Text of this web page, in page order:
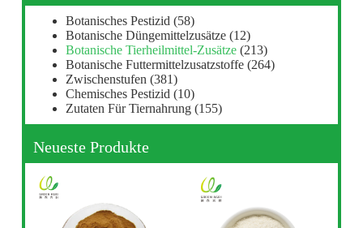
Botanisches Pestizid (58)
Botanische Düngemittelzusätze (12)
Botanische Tierheilmittel-Zusätze (213)
Botanische Futtermittelzusatzstoffe (264)
Zwischenstufen (381)
Chemisches Pestizid (10)
Zutaten Für Tiernahrung (155)
Neueste Produkte